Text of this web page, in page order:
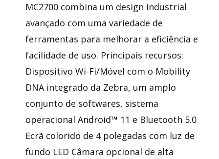
MC2700 combina um design industrial
avançado com uma variedade de
ferramentas para melhorar a eficiência e
facilidade de uso. Principais recursos:
Dispositivo Wi-Fi/Móvel com o Mobility
DNA integrado da Zebra, um amplo
conjunto de softwares, sistema
operacional Android™ 11 e Bluetooth 5.0
Ecrã colorido de 4 polegadas com luz de
fundo LED Câmara opcional de alta